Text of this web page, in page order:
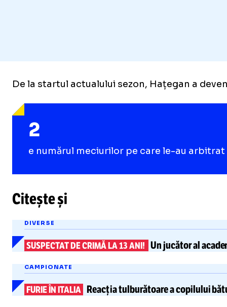
De la startul actualului sezon, Hațegan a
2
e numărul meciurilor pe care le-au
Citește și
DIVERSE
SUSPECTAT DE CRIMĂ LA 13 ANI! Un jucător al
CAMPIONATE
FURIE ÎN ITALIA Reacția tulburătoare acopilului